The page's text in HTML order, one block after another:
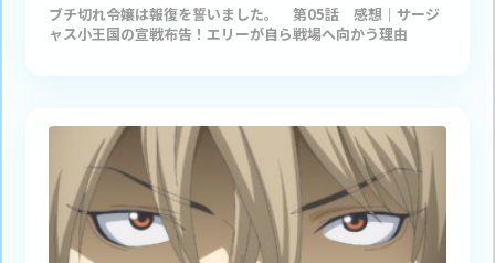
ブチ切れ令嬢は報復を誓いました。 第05話 感想｜サージ
ャス小王国の宣戦布告！エリーが自ら戦場へ向かう理由